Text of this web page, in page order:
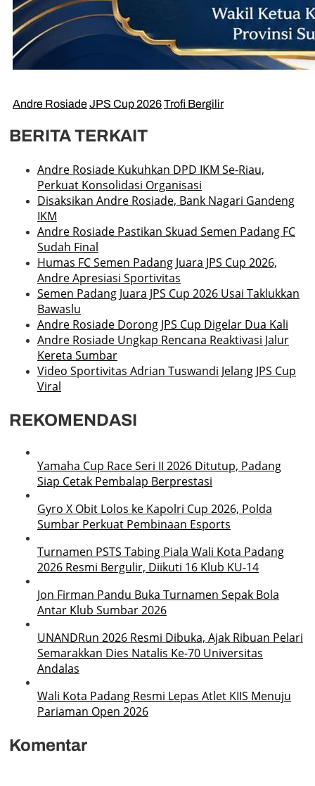
Andre RosiadeJPS Cup 2026Trofi Bergilir
BERITA TERKAIT
Andre Rosiade Kukuhkan DPD IKM Se-Riau,
Perkuat Konsolidasi Organisasi
Disaksikan Andre Rosiade, Bank Nagari Gandeng
IKM
Andre Rosiade Pastikan Skuad Semen Padang FC
Sudah Final
Humas FC Semen Padang Juara JPS Cup 2026,
Andre Apresiasi Sportivitas
Semen Padang Juara JPS Cup 2026 Usai Taklukkan
Bawaslu
Andre Rosiade Dorong JPS Cup Digelar Dua Kali
Andre Rosiade Ungkap Rencana Reaktivasi Jalur
Kereta Sumbar
Video Sportivitas Adrian Tuswandi Jelang JPS Cup
Viral
REKOMENDASI
Yamaha Cup Race Seri II 2026 Ditutup, Padang
Siap Cetak Pembalap Berprestasi
Gyro X Obit Lolos ke Kapolri Cup 2026, Polda
Sumbar Perkuat Pembinaan Esports
Turnamen PSTS Tabing Piala Wali Kota Padang
2026 Resmi Bergulir, Diikuti 16 Klub KU-14
Jon Firman Pandu Buka Turnamen Sepak Bola
Antar Klub Sumbar 2026
UNANDRun 2026 Resmi Dibuka, Ajak Ribuan Pelari
Semarakkan Dies Natalis Ke-70 Universitas
Andalas
Wali Kota Padang Resmi Lepas Atlet KIIS Menuju
Pariaman Open 2026
Komentar